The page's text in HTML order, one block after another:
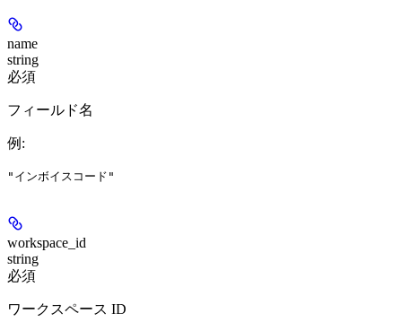
name
string
必須
フィールド名
例 :
"インボイスコード"
workspace_id
string
必須
ワークスペース ID